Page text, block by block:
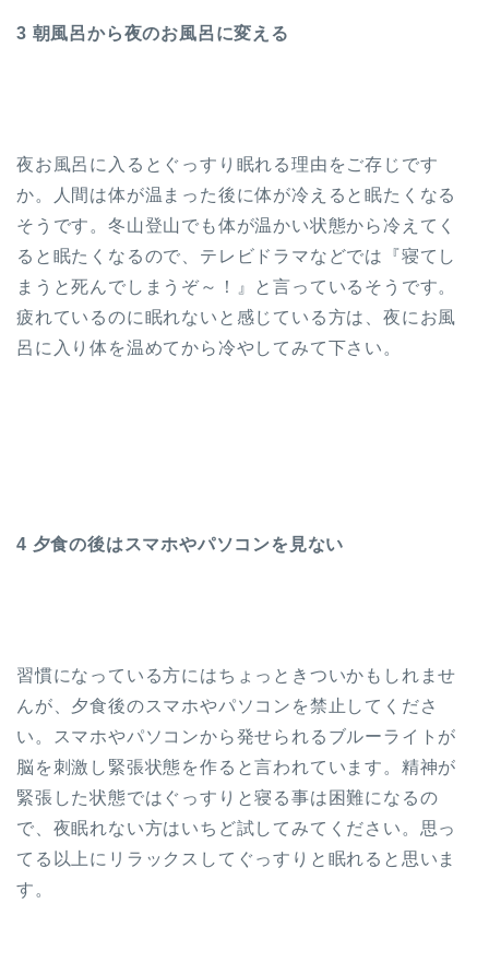
3 朝風呂から夜のお風呂に変える
夜お風呂に入るとぐっすり眠れる理由をご存じです
か。人間は体が温まった後に体が冷えると眠たくなる
そうです。冬山登山でも体が温かい状態から冷えてく
ると眠たくなるので、テレビドラマなどでは『寝てし
まうと死んでしまうぞ～！』と言っているそうです。
疲れているのに眠れないと感じている方は、夜にお風
呂に入り体を温めてから冷やしてみて下さい。
4 夕食の後はスマホやパソコンを見ない
習慣になっている方にはちょっときついかもしれませ
んが、夕食後のスマホやパソコンを禁止してくださ
い。スマホやパソコンから発せられるブルーライトが
脳を刺激し緊張状態を作ると言われています。精神が
緊張した状態ではぐっすりと寝る事は困難になるの
で、夜眠れない方はいちど試してみてください。思っ
てる以上にリラックスしてぐっすりと眠れると思いま
す。